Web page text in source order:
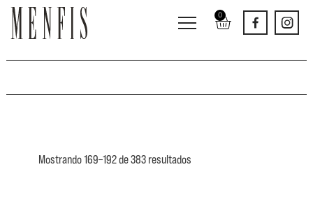
0
Mostrando 169–192 de 383 resultados